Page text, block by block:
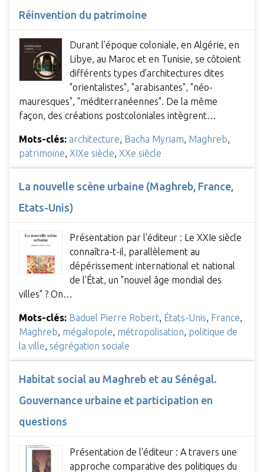
Réinvention du patrimoine
Durant l’époque coloniale, en Algérie, en
Libye, au Maroc et en Tunisie, se côtoient
différents types d’architectures dites
"orientalistes", "arabisantes", "néo-
mauresques", "méditerranéennes". De la même
façon, des créations postcoloniales intègrent…
Mots-clés: architecture, Bacha Myriam, Maghreb,
patrimoine, XIXe siècle, XXe siècle
La nouvelle scène urbaine (Maghreb, France,
Etats-Unis)
Présentation par l'éditeur : Le XXIe siècle
connaîtra-t-il, parallèlement au
dépérissement international et national
de l’État, un "nouvel âge mondial des
villes" ? On…
Mots-clés: Baduel Pierre Robert, États-Unis, France,
Maghreb, mégalopole, métropolisation, politique de
la ville, ségrégation sociale
Habitat social au Maghreb et au Sénégal.
Gouvernance urbaine et participation en
questions
Présentation de l'éditeur : A travers une
approche comparative des politiques du